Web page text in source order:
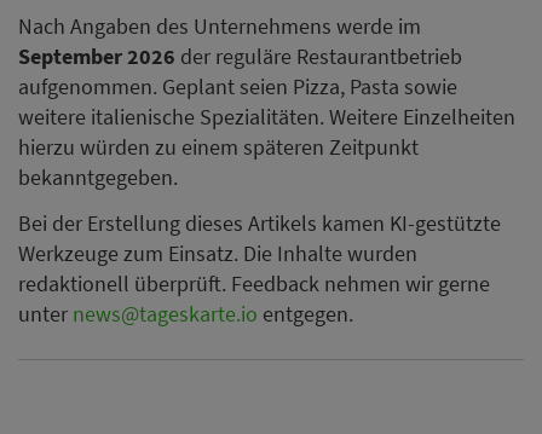
Nach Angaben des Unternehmens werde im
September 2026 der reguläre Restaurantbetrieb
aufgenommen. Geplant seien Pizza, Pasta sowie
weitere italienische Spezialitäten. Weitere Einzelheiten
hierzu würden zu einem späteren Zeitpunkt
bekanntgegeben.
Bei der Erstellung dieses Artikels kamen KI-gestützte
Werkzeuge zum Einsatz. Die Inhalte wurden
redaktionell überprüft. Feedback nehmen wir gerne
unter news@tageskarte.io entgegen.